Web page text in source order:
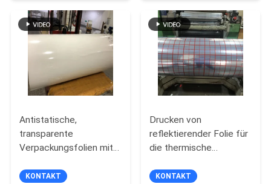
Antistatische,
transparente
Verpackungsfolien mit
Haustiere
KONTAKT
Drucken von
reflektierender Folie für
die thermische
Boden
KONTAKT